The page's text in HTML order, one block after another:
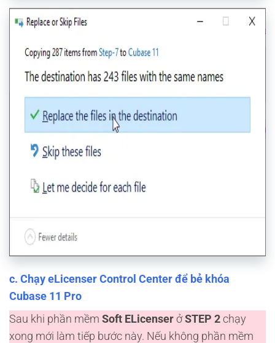
c. Chạy eLicenser Control Center để bẻ khóa
Cubase 11 Pro
Sau khi phần mềm Soft ELicenser ởSTEP 2 chạy
xong mới làm tiếp bước này. Nếu không phần mềm